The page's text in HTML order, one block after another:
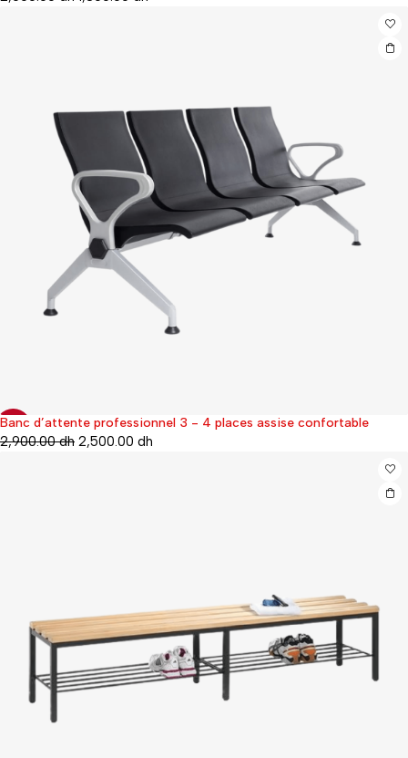
29%
Banc d’attente professionnel 3 - 4 places assise confortable
2,900.00dh 2,500.00 dh